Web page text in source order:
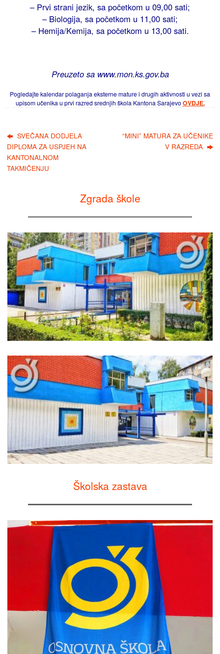
– Prvi strani jezik, sa početkom u 09,00 sati;
– Biologija, sa početkom u 11,00 sati;
– Hemija/Kemija, sa početkom u 13,00 sati.
Preuzeto sa www.mon.ks.gov.ba
Pogledajte kalendar polaganja eksterne mature i drugih aktivnosti u vezi sa
upisom učenika u prvi razred srednjih škola Kantona SarajevoOVDJE.
SVEČANA DODJELA
DIPLOMA ZA USPJEH NA
KANTONALNOM
TAKMIČENJU
“MINI” MATURA ZA UČENIKE
V RAZREDA
Zgrada škole
Školska zastava